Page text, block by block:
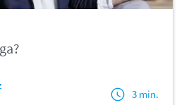
3 min.